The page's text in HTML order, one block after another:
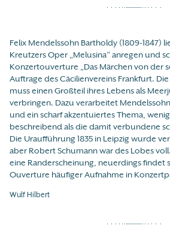
Felix Mendelssohn Bartholdy (1809-1847)
Kreutzers Oper „Melusina“ anregen und
Konzertouverture „Das Märchen von der
Auftrage des Cäcilienvereins Frankfurt.
muss einen Großteil ihres Lebens als
verbringen. Dazu verarbeitet
und ein scharf akzentuiertes Thema,
beschreibend als die damit verbundene
Die Uraufführung 1835 in Leipzig wurde
aber Robert Schumann war des Lobes
eine Randerscheinung, neuerdings findet
Ouverture häufiger Aufnahme in
Wulf Hilbert